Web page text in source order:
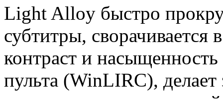
Light Alloy быстро
субтитры, сворачивается
контраст и
пульта (WinLIRC), делает